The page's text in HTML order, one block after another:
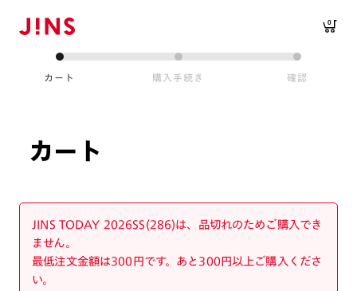
0
カート 購入手続き 確認
カート
JINS TODAY 2026SS(286)は、品切れのためご購入でき
ません。
最低注文金額は300円です。あと300円以上ご購入くださ
い。